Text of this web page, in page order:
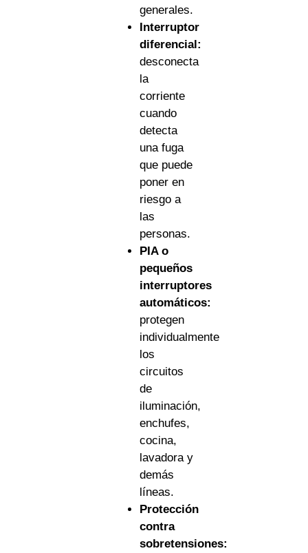
generales.
Interruptor
diferencial:
desconecta
la
corriente
cuando
detecta
una fuga
que puede
poner en
riesgo a
las
personas.
PIA o
pequeños
interruptores
automáticos:
protegen
individualmente
los
circuitos
de
iluminación,
enchufes,
cocina,
lavadora y
demás
líneas.
Protección
contra
sobretensiones: